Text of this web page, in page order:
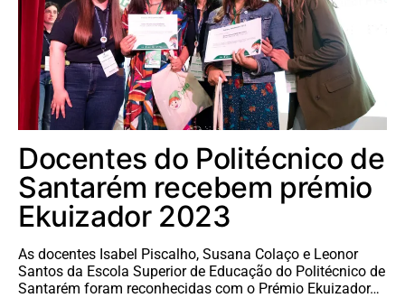
Docentes do Politécnico de
Santarém recebem prémio
Ekuizador 2023
As docentes Isabel Piscalho, Susana Colaço e Leonor
Santos da Escola Superior de Educação do Politécnico de
Santarém foram reconhecidas com o Prémio Ekuizador…